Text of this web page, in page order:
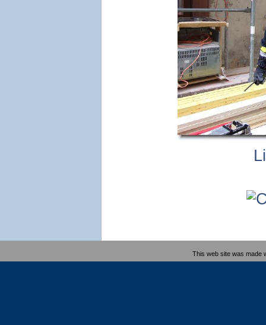
This web site was made